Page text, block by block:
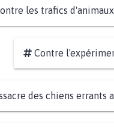
les trafics d'animaux
Contre
des chiens errants